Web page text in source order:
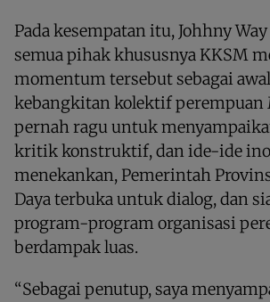
Pada kesempatan itu, Johhny
semua pihak khususnya KKSM
momentum tersebut sebagai
kebangkitan kolektif perempuan
pernah ragu untuk
kritik konstruktif, dan ide-ide
menekankan, Pemerintah
Daya terbuka untuk dialog, dan
program-program organisasi
berdampak luas.
“Sebagai penutup, saya